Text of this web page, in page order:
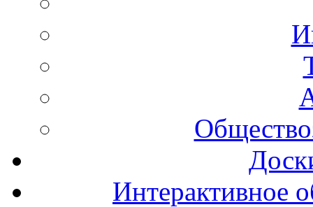
Интерактивное